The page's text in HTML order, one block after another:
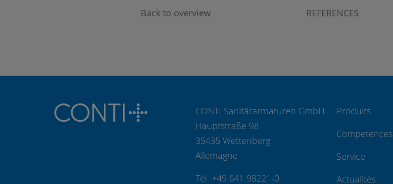
Back to overview REFERENCES
CONTI Sanitärarmaturen GmbH
Hauptstraße 98
35435 Wettenberg
Allemagne
Tel +49 641 98221-0
Produits
Competences
Service
Actualités